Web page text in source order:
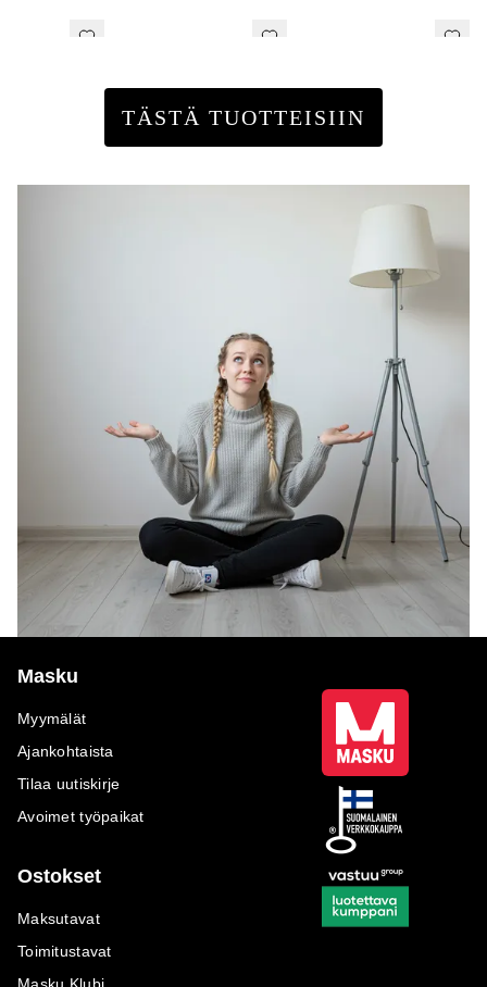
TÄSTÄ TUOTTEISIIN
Masku
Myymälät
Ajankohtaista
Tilaa uutiskirje
Avoimet työpaikat
Ostokset
Maksutavat
Toimitustavat